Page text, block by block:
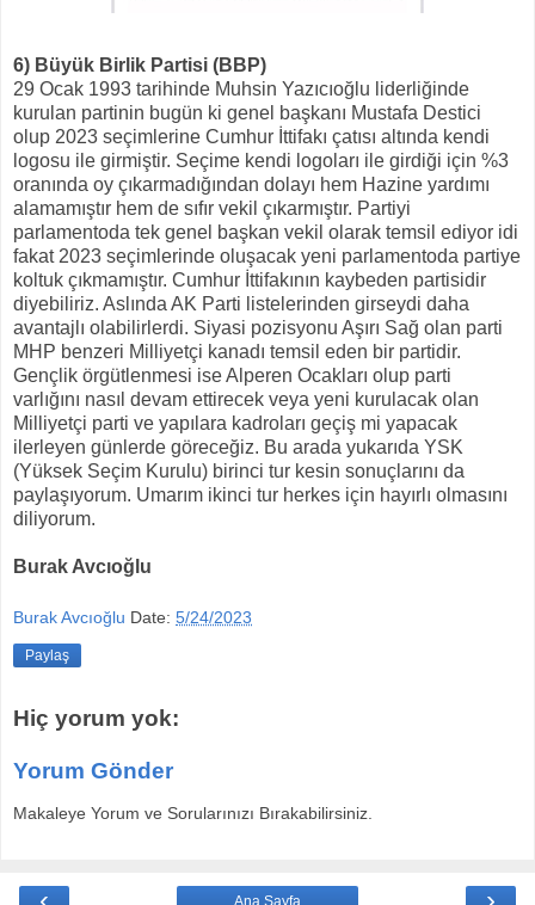
6) Büyük Birlik Partisi (BBP)
29 Ocak 1993 tarihinde Muhsin Yazıcıoğlu liderliğinde
kurulan partinin bugün ki genel başkanı Mustafa Destici
olup 2023 seçimlerine Cumhur İttifakı çatısı altında kendi
logosu ile girmiştir. Seçime kendi logoları ile girdiği için %3
oranında oy çıkarmadığından dolayı hem Hazine yardımı
alamamıştır hem de sıfır vekil çıkarmıştır. Partiyi
parlamentoda tek genel başkan vekil olarak temsil ediyor idi
fakat 2023 seçimlerinde oluşacak yeni parlamentoda partiye
koltuk çıkmamıştır. Cumhur İttifakının kaybeden partisidir
diyebiliriz. Aslında AK Parti listelerinden girseydi daha
avantajlı olabilirlerdi. Siyasi pozisyonu Aşırı Sağ olan parti
MHP benzeri Milliyetçi kanadı temsil eden bir partidir.
Gençlik örgütlenmesi ise Alperen Ocakları olup parti
varlığını nasıl devam ettirecek veya yeni kurulacak olan
Milliyetçi parti ve yapılara kadroları geçiş mi yapacak
ilerleyen günlerde göreceğiz. Bu arada yukarıda YSK
(Yüksek Seçim Kurulu) birinci tur kesin sonuçlarını da
paylaşıyorum. Umarım ikinci tur herkes için hayırlı olmasını
diliyorum.
Burak Avcıoğlu
Burak Avcıoğlu Date: 5/24/2023
Paylaş
Hiç yorum yok:
Yorum Gönder
Makaleye Yorum ve Sorularınızı Bırakabilirsiniz.